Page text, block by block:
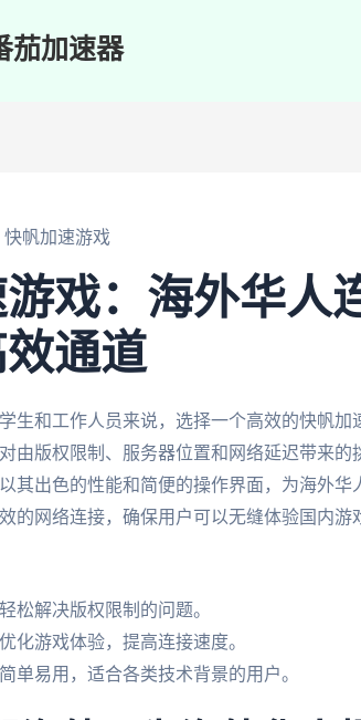
茄加速器
快帆加速游戏
戏：海外华人
通道
生和工作人员来说，选择一个高效的快帆
由版权限制、服务器位置和网络延迟带来
其出色的性能和简便的操作界面，为海外
的网络连接，确保用户可以无缝体验国内游
松解决版权限制的问题。
化游戏体验，提高连接速度。
单易用，适合各类技术背景的用户。